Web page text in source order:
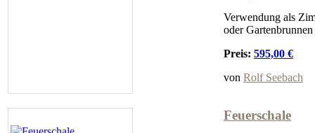
Verwendung als
oder Gartenbrunnen
Preis: 595,00 €
von Rolf Seebach
Feuerschale